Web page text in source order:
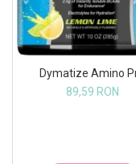
Dymatize Amino
89,59 RON